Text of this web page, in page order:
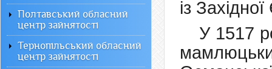
із
У 1517
Полтавський обласний
центр зайнятості
Тернопільський обласний
центр зайнятості